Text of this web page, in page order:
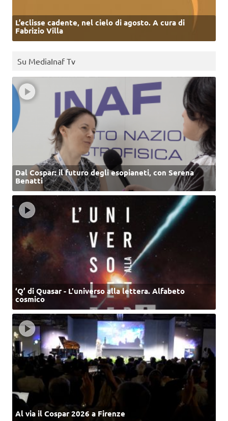
L’eclisse cadente, nel cielo di agosto. A cura di
Fabrizio Villa
Su MediaInaf Tv
Dal Cospar: il futuro degli esopianeti, con Serena
Benatti
‘Q’ di Quasar - L'universo alla lettera. Alfabeto
cosmico
Al via il Cospar 2026 a Firenze